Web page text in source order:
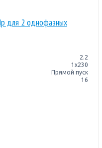
для 2 однофазных
2.2
1х230
Прямой пуск
16